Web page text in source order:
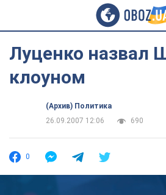
Луценко назвал
клоуном
(Архив) Политика
26.09.2007 12:06
690
0